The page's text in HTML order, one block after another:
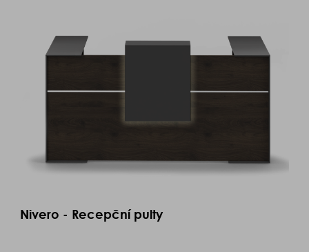
Nivero - Recepční pulty